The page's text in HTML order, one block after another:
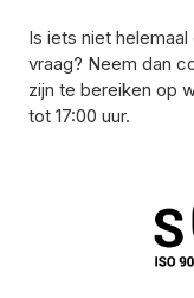
Is iets niet
vraag? Neem dan
zijn te bereiken op
tot 17:00 uur.